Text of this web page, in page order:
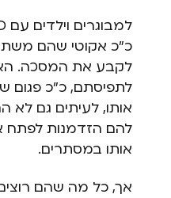
כ"כ אקוטי שהם
לקבע את המסכה.
לתפיסתם, כ"כ פגום
אותו, לעיתים גם לא
להם הזדמנות לפתח
אותו במסתרים.
אך, כל מה שהם